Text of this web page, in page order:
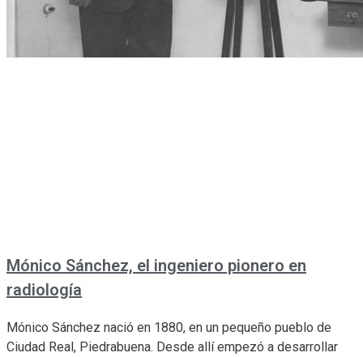
Mónico Sánchez, el ingeniero pionero en
radiología
Mónico Sánchez nació en 1880, en un pequeño pueblo de
Ciudad Real, Piedrabuena. Desde allí empezó a desarrollar